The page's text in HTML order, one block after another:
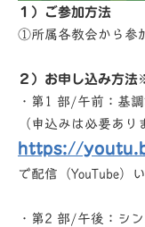
１）ご参加⽅法
①所属各教会から参
２）お申し込み⽅法
・第1 部/午前：基
（申込みは必要あり
https://
で配信（YouTube）
・第2 部/午後：シ